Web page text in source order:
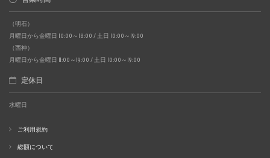
（明石）
月曜日から金曜日 10:00～18:00 / 土日 10:00～19:00
（西神）
月曜日から金曜日 11:00～19:00 / 土日 10:00～19:00
定休日
水曜日
ご利用規約
総額について